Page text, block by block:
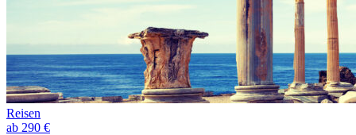
Reisen
ab 290 €